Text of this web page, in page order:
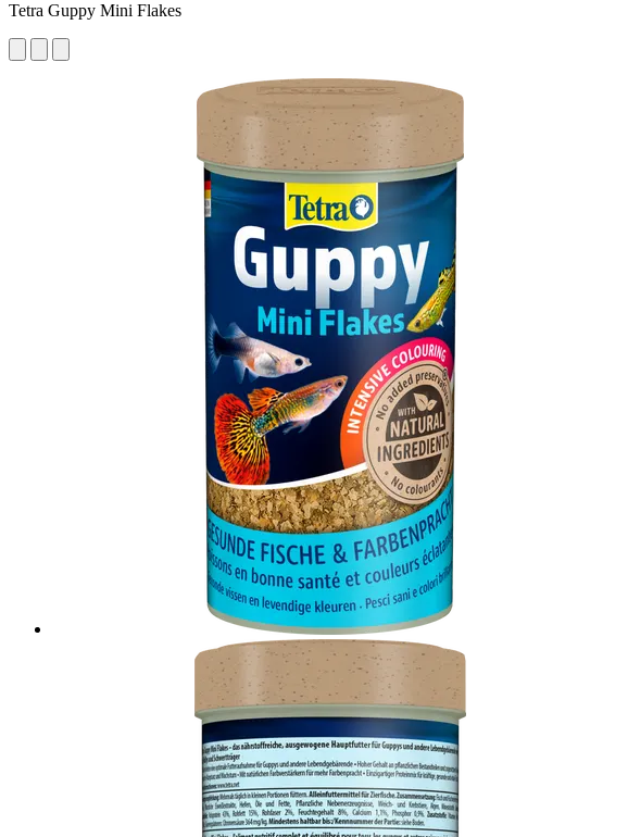
Tetra Guppy Mini Flakes